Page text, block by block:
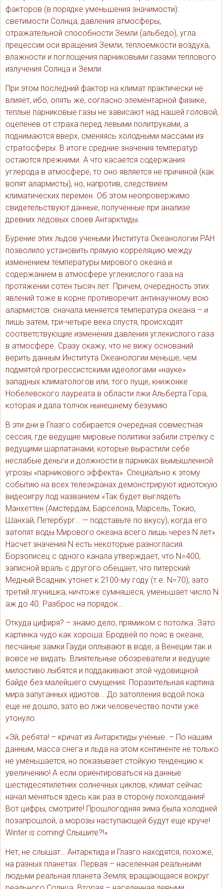
факторов (в порядке уменьшения значимости):
светимости Солнца, давления атмосферы,
отражательной способности Земли (альбедо), угла
прецессии оси вращения Земли, теплоемкости воздуха,
влажности и поглощения парниковыми газами теплового
излучения Солнца и Земли.
При этом последний фактор на климат практически не
влияет, ибо, опять же, согласно элементарной физике,
теплые парниковые газы не зависают над нашей головой,
оцепенев от страха перед левыми политруками, а
поднимаются вверх, сменяясь холодными массами из
стратосферы. В итоге средние значения температур
остаются прежними. А что касается содержания
углерода в атмосфере, то оно является не причиной (как
вопят алармисты), но, напротив, следствием
климатических перемен. Об этом неопровержимо
свидетельствуют данные, полученные при анализе
древних ледовых слоев Антарктиды.
Бурение этих льдов учеными Института Океанологии РАН
позволило установить прямую корреляцию между
изменением температуры мирового океана и
содержанием в атмосфере углекислого газа на
протяжении сотен тысяч лет. Причем, очередность этих
явлений тоже в корне противоречит антинаучному вою
алармистов: сначала меняется температура океана – и
лишь затем, три-четыре века спустя, происходят
соответствующие изменения давления углекислого газа
в атмосфере. Сразу скажу, что не вижу оснований
верить данным Института Океанологии меньше, чем
подмятой прогрессистскими идеологами «науке»
западных климатологов или, того пуще, книжонке
Нобелевского лауреата в области лжи Альберта Гора,
которая и дала толчок нынешнему безумию.
В эти дни в Глазго собирается очередная совместная
сессия, где ведущие мировые политики забили стрелку с
ведущими шарлатанами, которые вырастили себе
неслабые деньги и должности в парниках вымышленной
угрозы «парникового эффекта». Специально к этому
событию на всех телеэкранах демонстрируют идиотскую
видеоигру под названием «Так будет выглядеть
Манхеттен (Амстердам, Барселона, Марсель, Токио,
Шанхай, Петербург… — подставьте по вкусу), когда его
затопят воды Мирового океана всего лишь через N лет».
Насчет значения N есть некоторые разногласия.
Борзописец с одного канала утверждает, что N=400;
записной враль с другого обещает, что питерский
Медный Всадник утонет к 2100-му году (т.е. N=70); зато
третий лгунишка, ничтоже сумняшеся, уменьшает число N
аж до 40. Разброс на порядок…
Откуда цифиря? – знамо дело, прямиком с потолка. Зато
картинка чудо как хороша: Бродвей по пояс в океане,
песчаные замки Гауди оплывают в воде, а Венеции так и
вовсе не видать. Влиятельные обозреватели и ведущие
милостиво лыбятся и поддакивают этой чудовищной
байде без малейшего смущения. Поразительная картина
мира запуганных идиотов… До затопления водой пока
еще не дошло, зато во лжи человечество почти уже
утонуло.
«Эй, ребята! – кричат из Антарктиды ученые. – По нашим
данным, масса снега и льда на этом континенте не только
не уменьшается, но показывает стойкую тенденцию к
увеличению! А если ориентироваться на данные
шестидесятилетних солнечных циклов, климат сейчас
начал меняться здесь как раз в сторону похолодания!
Вот цифры, смотрите! Прошлогодняя зима была холодней
позапрошлой, а морозы наступающей будут еще круче!
Winter is coming! Слышите?!»
Нет, не слышат… Антарктида и Глазго находятся, похоже,
на разных планетах. Первая – населенная реальными
людьми реальная планета Земля, вращающаяся вокруг